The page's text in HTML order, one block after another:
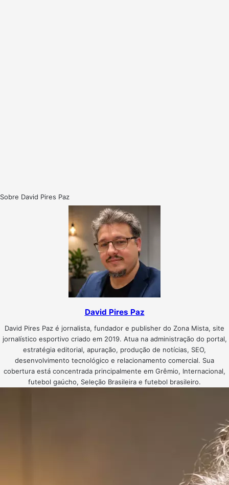
Sobre David Pires Paz
David Pires Paz
David Pires Paz é jornalista, fundador e publisher do Zona Mista, site
jornalístico esportivo criado em 2019. Atua na administração do portal,
estratégia editorial, apuração, produção de notícias, SEO,
desenvolvimento tecnológico e relacionamento comercial. Sua
cobertura está concentrada principalmente em Grêmio, Internacional,
futebol gaúcho, Seleção Brasileira e futebol brasileiro.